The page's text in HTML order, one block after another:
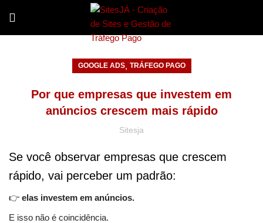
GOOGLE ADS, TRÁFEGO PAGO
Por que empresas que investem em
anúncios crescem mais rápido
Sitesja
Se você observar empresas que crescem
rápido, vai perceber um padrão:
👉 elas investem em anúncios.
E isso não é coincidência.